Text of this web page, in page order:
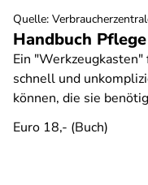
Handbuch Pflege
Ein
schnell und
können, die sie
Euro 18,- (Buch)
Quelle: